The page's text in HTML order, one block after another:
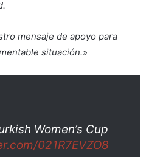
mensaje de apoyo para
situación.»
Women’s Cup
021R7EVZO8